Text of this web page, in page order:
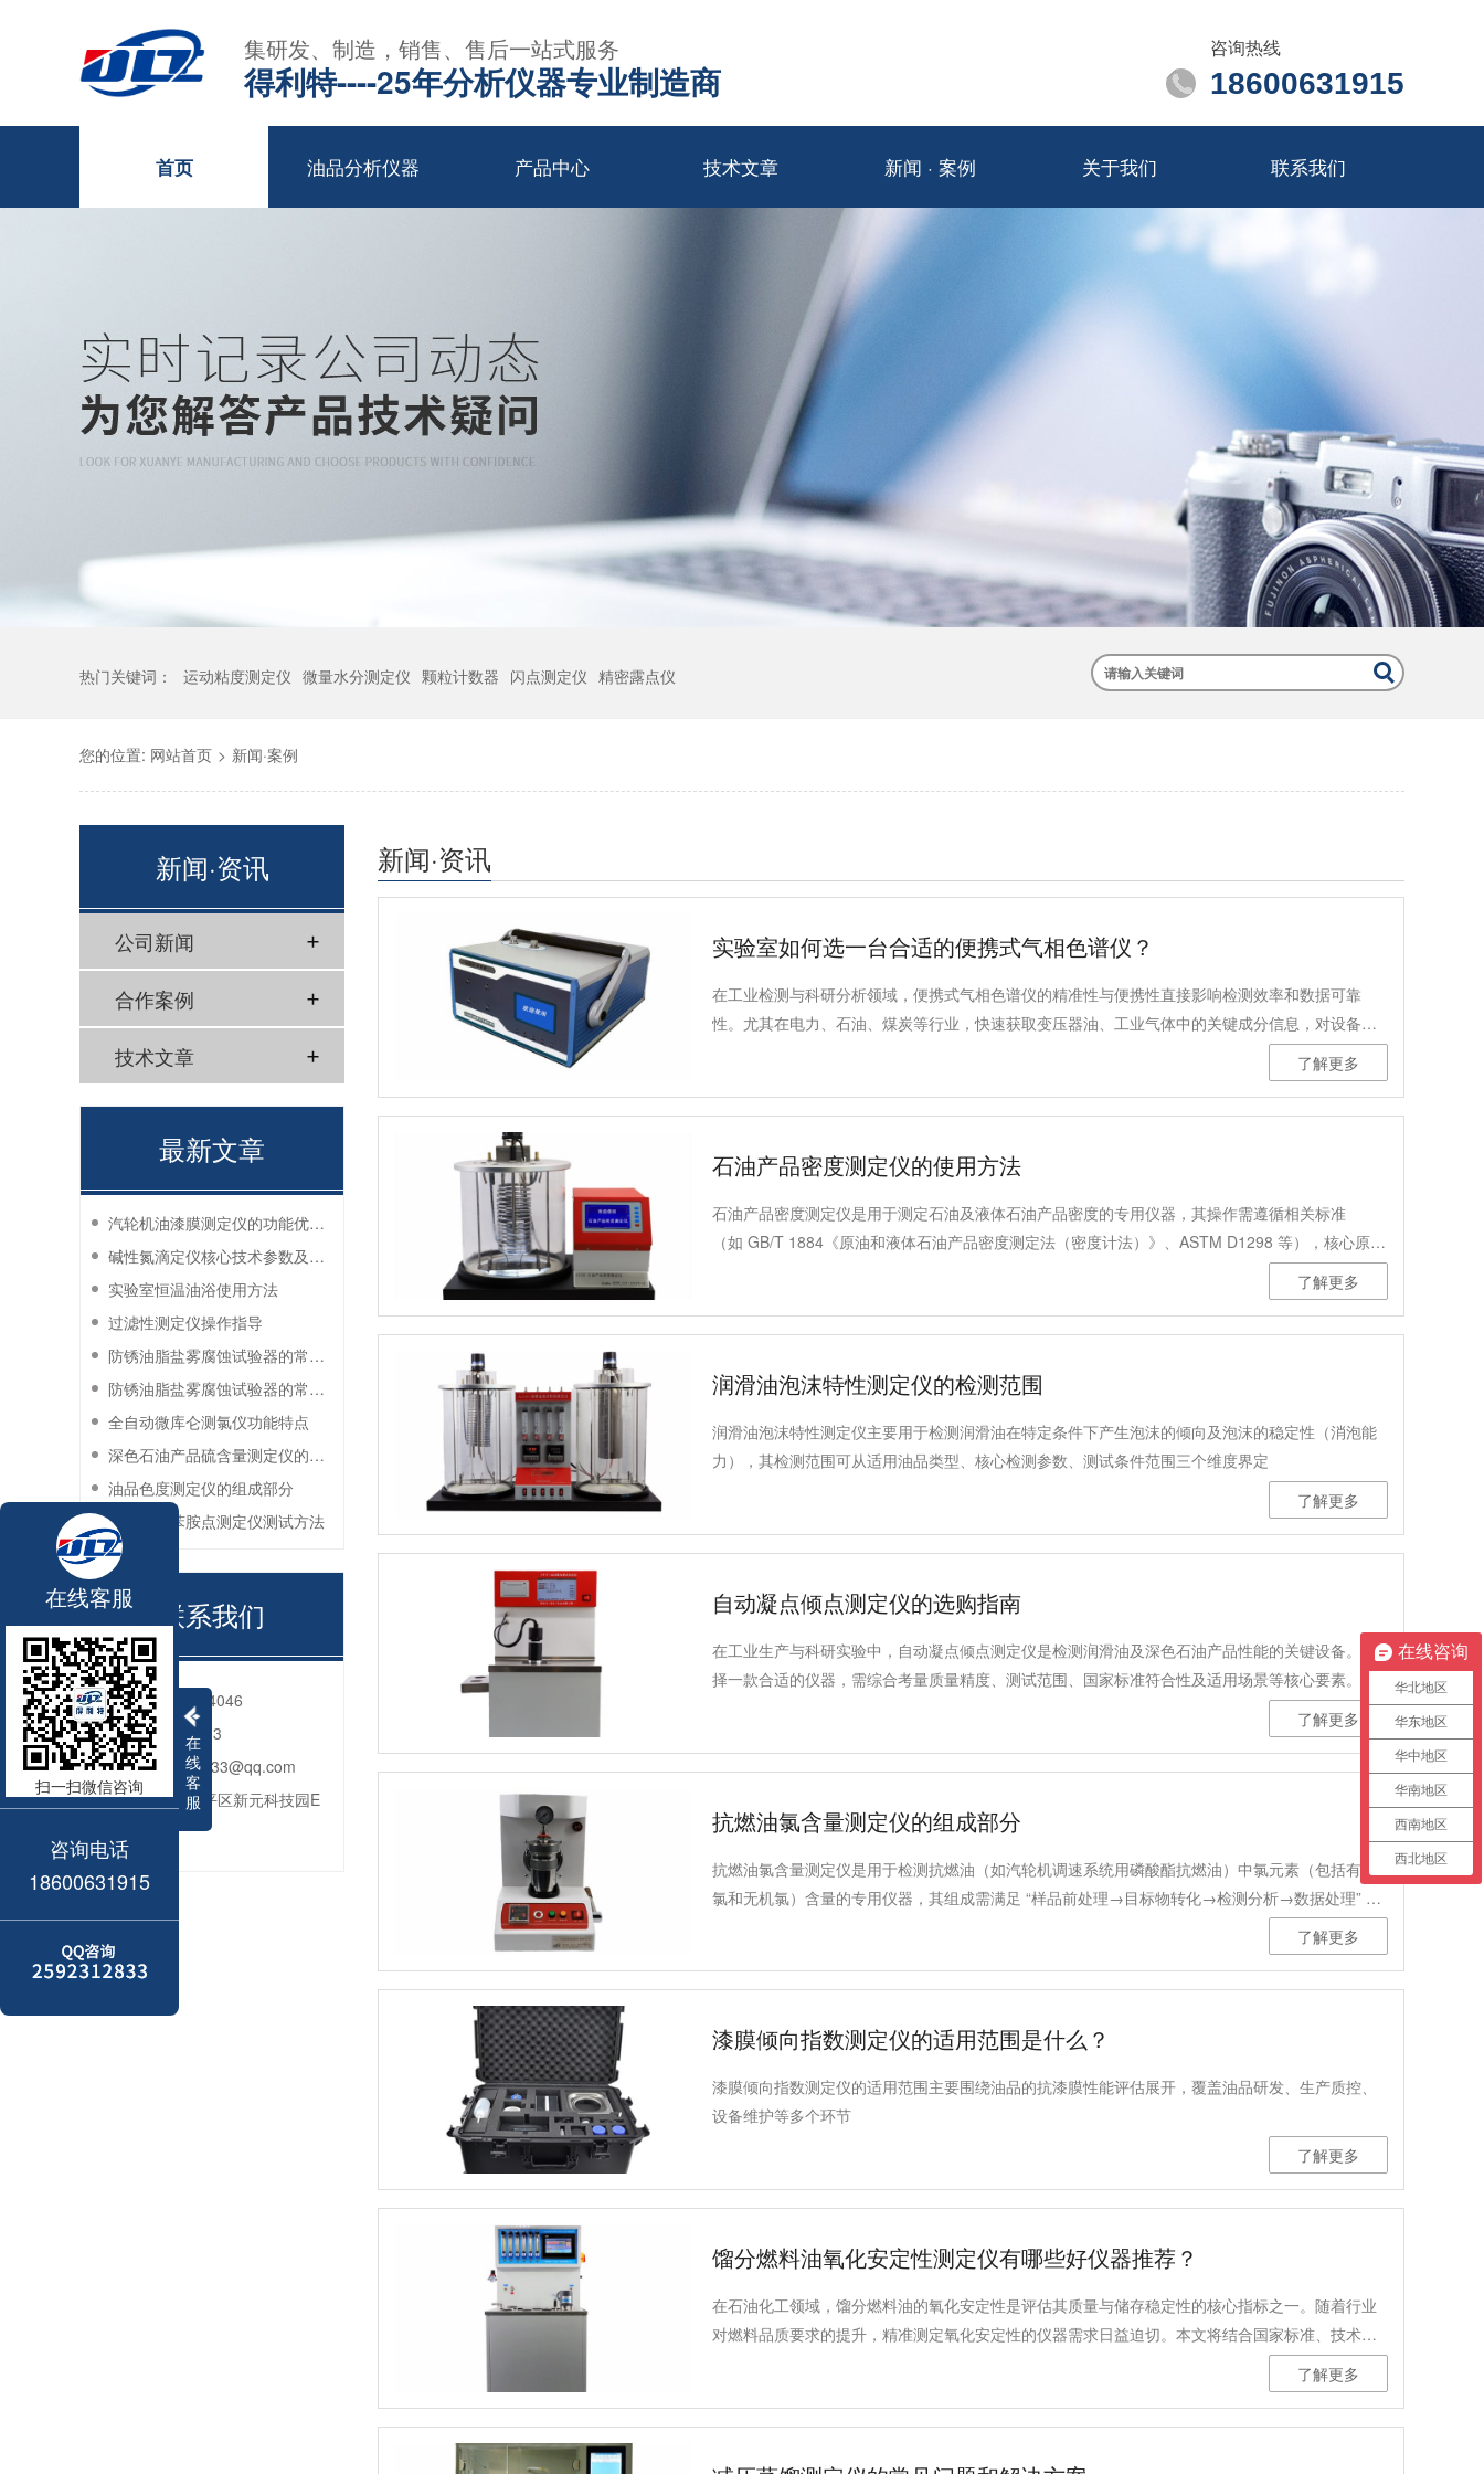
集研发、制造，销售、售后一站式服务
得利特----25年分析仪器专业制造商
咨询热线
18600631915
首页 油品分析仪器 产品中心 技术文章 新闻 · 案例 关于我们 联系我们
热门关键词： 运动粘度测定仪 微量水分测定仪 颗粒计数器 闪点测定仪 精密露点仪
您的位置: 网站首页 > 新闻·案例
新闻·资讯
实验室如何选一台合适的便携式气相色谱仪？
在工业检测与科研分析领域，便携式气相色谱仪的精准性与便携性直接影响检测效率和数据可靠
性。尤其在电力、石油、煤炭等行业，快速获取变压器油、工业气体中的关键成分信息，对设备状
态评估和安全生产至关重要。以下从质量精度、测试范围、标准合规性、行业适配性等维度，解析
了解更多
石油产品密度测定仪的使用方法
石油产品密度测定仪是用于测定石油及液体石油产品密度的专用仪器，其操作需遵循相关标准
（如 GB/T 1884《原油和液体石油产品密度测定法（密度计法）》、ASTM D1298 等），核心原理
了解更多
润滑油泡沫特性测定仪的检测范围
润滑油泡沫特性测定仪主要用于检测润滑油在特定条件下产生泡沫的倾向及泡沫的稳定性（消泡能
力），其检测范围可从适用油品类型、核心检测参数、测试条件范围三个维度界定
了解更多
自动凝点倾点测定仪的选购指南
在工业生产与科研实验中，自动凝点倾点测定仪是检测润滑油及深色石油产品性能的关键设备。选
择一款合适的仪器，需综合考量质量精度、测试范围、国家标准符合性及适用场景等核心要素。
了解更多
抗燃油氯含量测定仪的组成部分
抗燃油氯含量测定仪是用于检测抗燃油（如汽轮机调速系统用磷酸酯抗燃油）中氯元素（包括有机
氯和无机氯）含量的专用仪器，其组成需满足 “样品前处理→目标物转化→检测分析→数据处理” 的
了解更多
漆膜倾向指数测定仪的适用范围是什么？
漆膜倾向指数测定仪的适用范围主要围绕油品的抗漆膜性能评估展开，覆盖油品研发、生产质控、
设备维护等多个环节
了解更多
馏分燃料油氧化安定性测定仪有哪些好仪器推荐？
在石油化工领域，馏分燃料油的氧化安定性是评估其质量与储存稳定性的核心指标之一。随着行业
对燃料品质要求的提升，精准测定氧化安定性的仪器需求日益迫切。本文将结合国家标准、技术参
数及行业应用，为您解析得利特 A2040 馏分燃料油氧化安定性测定仪的技术优势。
了解更多
新闻·资讯
公司新闻
合作案例
技术文章
最新文章
汽轮机油漆膜测定仪的功能优势有哪些？
碱性氮滴定仪核心技术参数及应用说明
实验室恒温油浴使用方法
过滤性测定仪操作指导
防锈油脂盐雾腐蚀试验器的常见故障与解决方法
防锈油脂盐雾腐蚀试验器的常见故障与解决方法
全自动微库仑测氯仪功能特点
深色石油产品硫含量测定仪的工作环境要求
油品色度测定仪的组成部分
石油产品苯胺点测定仪测试方法
联系我们
电话：010-80764046
QQ：2592312833
邮箱：2592312833@qq.com
地址：北京市昌平区新元科技园E
在
线
客
服
在线客服
扫一扫微信咨询
咨询电话
18600631915
在线咨询
华北地区
华东地区
华中地区
华南地区
西南地区
西北地区